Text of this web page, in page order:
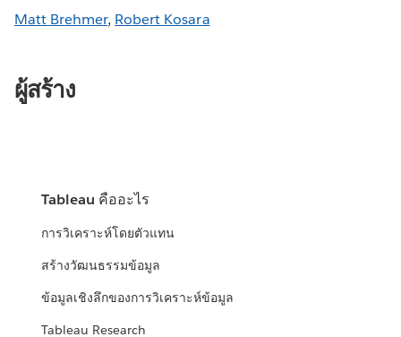
Matt Brehmer, Robert Kosara
ผู้สร้าง
Tableau คืออะไร
การวิเคราะห์โดยตัวแทน
สร้างวัฒนธรรมข้อมูล
ข้อมูลเชิงลึกของการวิเคราะห์ข้อมูล
Tableau Research